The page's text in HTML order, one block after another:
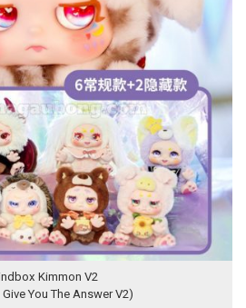
Kimmon V2
You The Answer V2)